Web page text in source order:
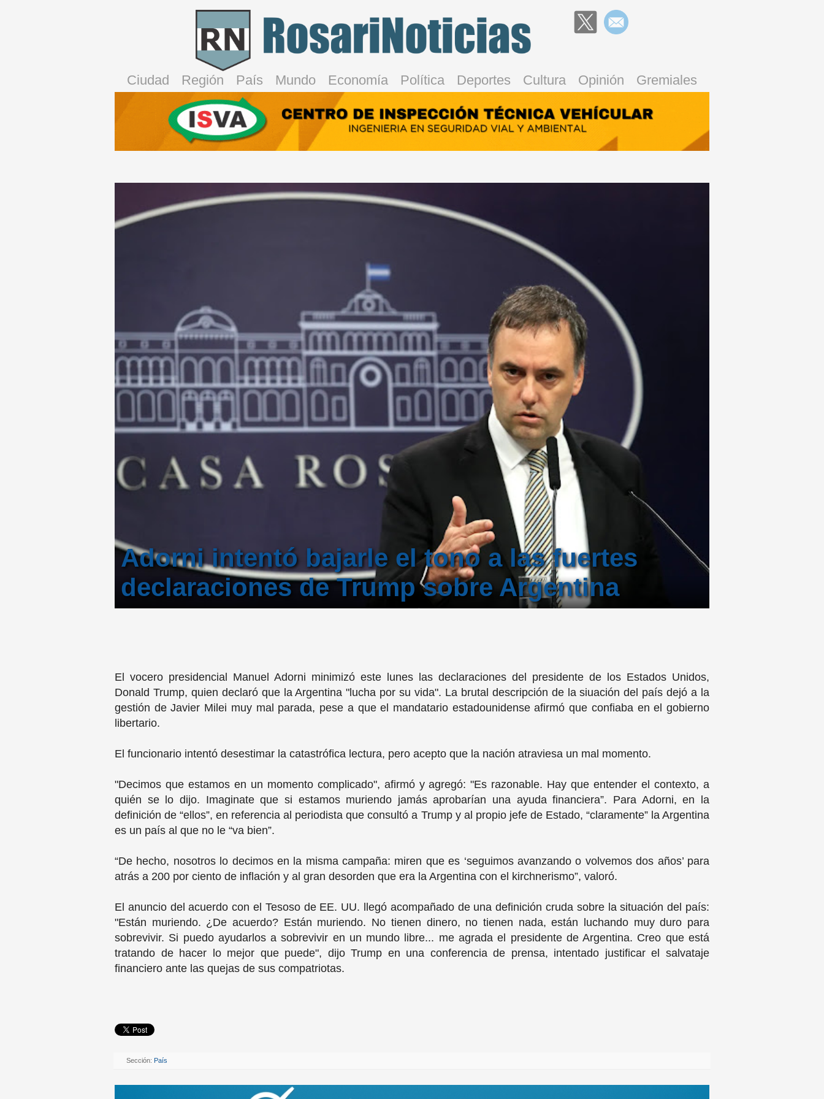
Ciudad Región País Mundo Economía Política Deportes Cultura Opinión Gremiales
Adorni intentó bajarle el tono a las fuertes
declaraciones de Trump sobre Argentina
El vocero presidencial Manuel Adorni minimizó este lunes las declaraciones del presidente de los Estados Unidos,
Donald Trump, quien declaró que la Argentina "lucha por su vida". La brutal descripción de la siuación del país dejó a la
gestión de Javier Milei muy mal parada, pese a que el mandatario estadounidense afirmó que confiaba en el gobierno
libertario.
El funcionario intentó desestimar la catastrófica lectura, pero acepto que la nación atraviesa un mal momento.
"Decimos que estamos en un momento complicado", afirmó y agregó: "Es razonable. Hay que entender el contexto, a
quién se lo dijo. Imaginate que si estamos muriendo jamás aprobarían una ayuda financiera”. Para Adorni, en la
definición de “ellos”, en referencia al periodista que consultó a Trump y al propio jefe de Estado, “claramente” la Argentina
es un país al que no le “va bien”.
“De hecho, nosotros lo decimos en la misma campaña: miren que es ‘seguimos avanzando o volvemos dos años’ para
atrás a 200 por ciento de inflación y al gran desorden que era la Argentina con el kirchnerismo”, valoró.
El anuncio del acuerdo con el Tesoso de EE. UU. llegó acompañado de una definición cruda sobre la situación del país:
"Están muriendo. ¿De acuerdo? Están muriendo. No tienen dinero, no tienen nada, están luchando muy duro para
sobrevivir. Si puedo ayudarlos a sobrevivir en un mundo libre... me agrada el presidente de Argentina. Creo que está
tratando de hacer lo mejor que puede", dijo Trump en una conferencia de prensa, intentado justificar el salvataje
financiero ante las quejas de sus compatriotas.
Sección: País